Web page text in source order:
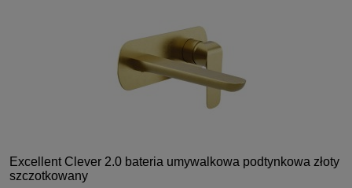
Excellent Clever 2.0 bateria umywalkowa podtynkowa złoty
szczotkowany